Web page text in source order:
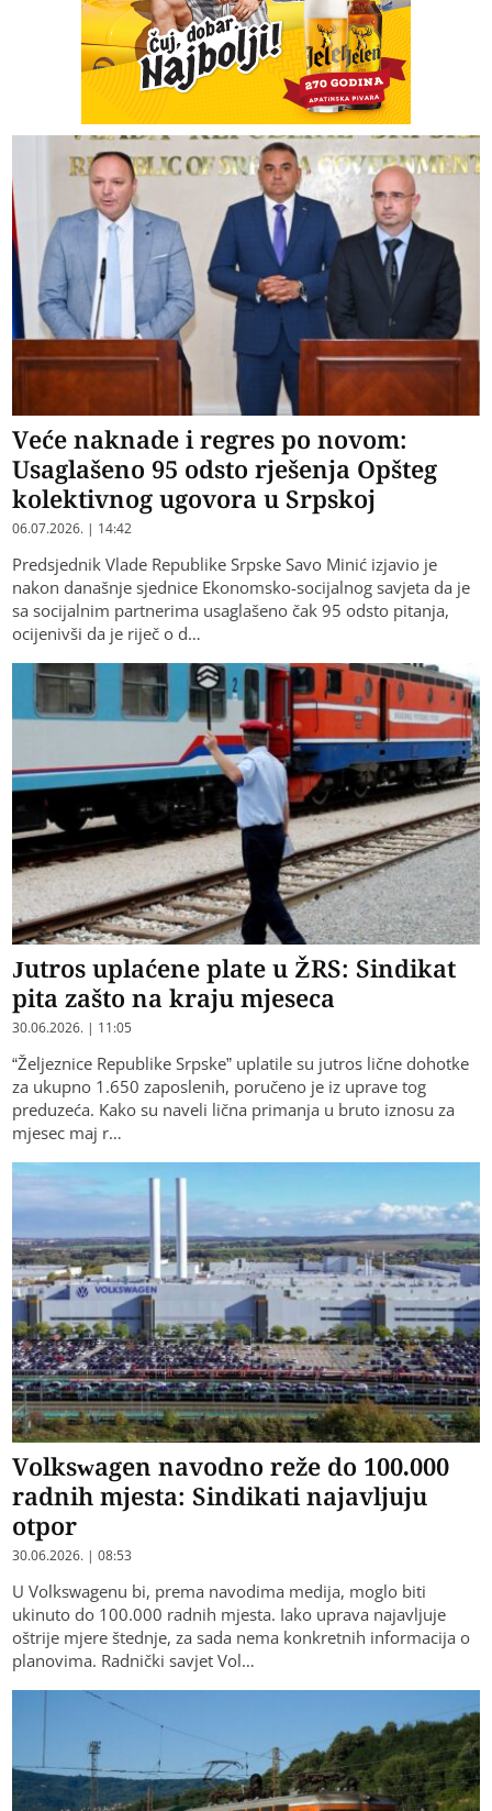
Veće naknade i regres po novom:
Usaglašeno 95 odsto rješenja Opšteg
kolektivnog ugovora u Srpskoj
06.07.2026. | 14:42
Predsjednik Vlade Republike Srpske Savo Minić izjavio je
nakon današnje sjednice Ekonomsko-socijalnog savjeta da je
sa socijalnim partnerima usaglašeno čak 95 odsto pitanja,
ocijenivši da je riječ o d…
Jutros uplaćene plate u ŽRS: Sindikat
pita zašto na kraju mjeseca
30.06.2026. | 11:05
“Željeznice Republike Srpske” uplatile su jutros lične dohotke
za ukupno 1.650 zaposlenih, poručeno je iz uprave tog
preduzeća. Kako su naveli lična primanja u bruto iznosu za
mjesec maj r…
Volkswagen navodno reže do 100.000
radnih mjesta: Sindikati najavljuju
otpor
30.06.2026. | 08:53
U Volkswagenu bi, prema navodima medija, moglo biti
ukinuto do 100.000 radnih mjesta. Iako uprava najavljuje
oštrije mjere štednje, za sada nema konkretnih informacija o
planovima. Radnički savjet Vol…